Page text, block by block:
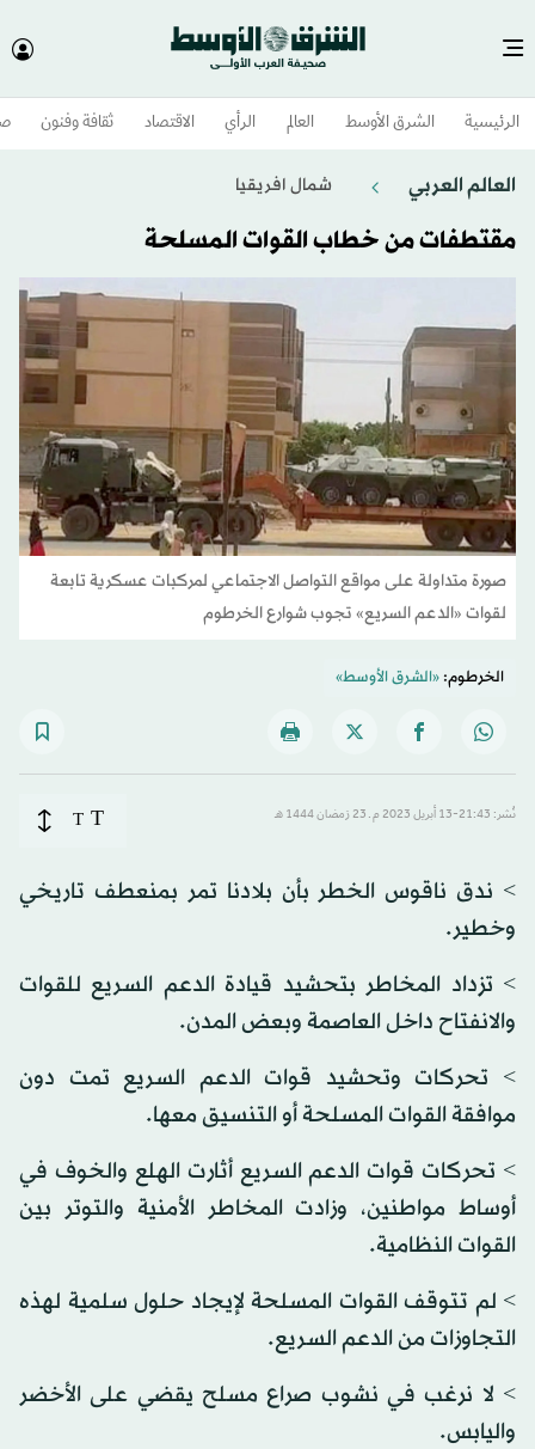
الرئيسية الشرق الأوسط​ العالم الرأي الاقتصاد ثقافة وفنون
العالم العربي شمال افريقيا
مقتطفات من خطاب القوات المسلحة
صورة متداولة على مواقع التواصل الاجتماعي لمركبات عسكرية تابعة
لقوات «الدعم السريع» تجوب شوارع الخرطوم
الخرطوم:«الشرق الأوسط»
نُشر: 21:43-13 أبريل 2023 م ـ 23 رَمضان 1444 هـ T
T
> ندق ناقوس الخطر بأن بلادنا تمر بمنعطف تاريخي
وخطير.
> تزداد المخاطر بتحشيد قيادة الدعم السريع للقوات
والانفتاح داخل العاصمة وبعض المدن.
> تحركات وتحشيد قوات الدعم السريع تمت دون
موافقة القوات المسلحة أو التنسيق معها.
> تحركات قوات الدعم السريع أثارت الهلع والخوف في
أوساط مواطنين، وزادت المخاطر الأمنية والتوتر بين
القوات النظامية.
> لم تتوقف القوات المسلحة لإيجاد حلول سلمية لهذه
التجاوزات من الدعم السريع.
> لا نرغب في نشوب صراع مسلح يقضي على الأخضر
واليابس.